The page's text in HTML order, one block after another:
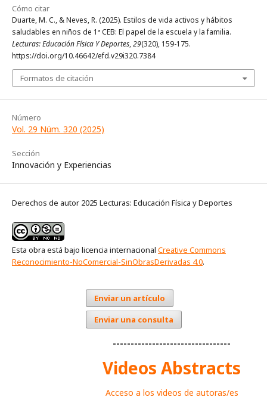
Cómo citar
Duarte, M. C., & Neves, R. (2025). Estilos de vida activos y hábitos
saludables en niños de 1ª CEB: El papel de la escuela y la familia.
Lecturas: Educación Física Y Deportes,29(320), 159-175.
https://doi.org/10.46642/efd.v29i320.7384
Formatos de citación
Número
Vol. 29 Núm. 320 (2025)
Sección
Innovación y Experiencias
Derechos de autor 2025 Lecturas: Educación Física y Deportes
Esta obra está bajo licencia internacional Creative Commons
Reconocimiento-NoComercial-SinObrasDerivadas 4.0.
Enviar un artículo
Enviar una consulta
---------------------------------
Videos Abstracts
Acceso a los videos de autoras/es